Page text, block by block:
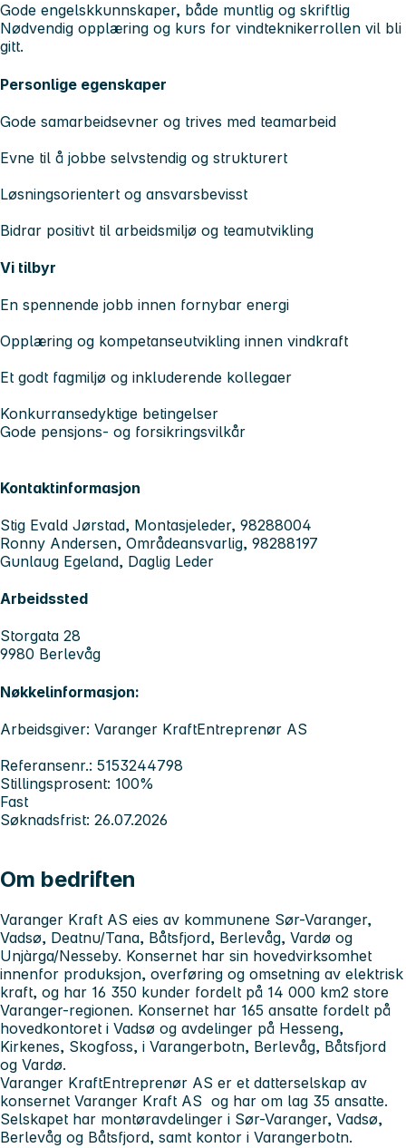
Gode engelskkunnskaper, både muntlig og skriftlig
Nødvendig opplæring og kurs for vindteknikerrollen vil bli
gitt.
Personlige egenskaper
Gode samarbeidsevner og trives med teamarbeid
Evne til å jobbe selvstendig og strukturert
Løsningsorientert og ansvarsbevisst
Bidrar positivt til arbeidsmiljø og teamutvikling
Vi tilbyr
En spennende jobb innen fornybar energi
Opplæring og kompetanseutvikling innen vindkraft
Et godt fagmiljø og inkluderende kollegaer
Konkurransedyktige betingelser
Gode pensjons- og forsikringsvilkår
Kontaktinformasjon
Stig Evald Jørstad, Montasjeleder, 98288004
Ronny Andersen, Områdeansvarlig, 98288197
Gunlaug Egeland, Daglig Leder
Arbeidssted
Storgata 28
9980 Berlevåg
Nøkkelinformasjon:
Arbeidsgiver: Varanger KraftEntreprenør AS
Referansenr.: 5153244798
Stillingsprosent: 100%
Fast
Søknadsfrist: 26.07.2026
Om bedriften
Varanger Kraft AS eies av kommunene Sør-Varanger,
Vadsø, Deatnu/Tana, Båtsfjord, Berlevåg, Vardø og
Unjàrga/Nesseby. Konsernet har sin hovedvirksomhet
innenfor produksjon, overføring og omsetning av elektrisk
kraft, og har 16 350 kunder fordelt på 14 000 km2 store
Varanger-regionen. Konsernet har 165 ansatte fordelt på
hovedkontoret i Vadsø og avdelinger på Hesseng,
Kirkenes, Skogfoss, i Varangerbotn, Berlevåg, Båtsfjord
og Vardø.
Varanger KraftEntreprenør AS er et datterselskap av
konsernet Varanger Kraft AS og har om lag 35 ansatte.
Selskapet har montøravdelinger i Sør-Varanger, Vadsø,
Berlevåg og Båtsfjord, samt kontor i Varangerbotn.